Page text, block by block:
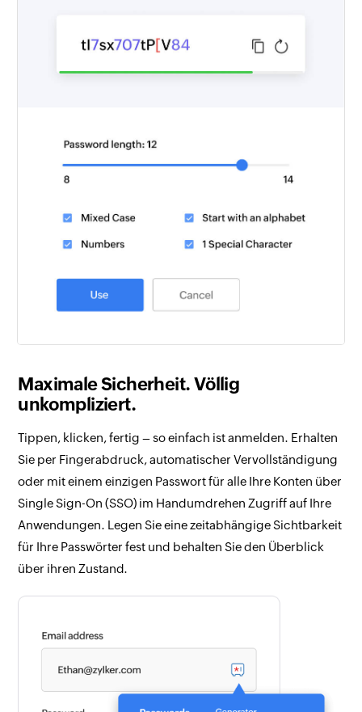
Maximale Sicherheit. Völlig
unkompliziert.
Tippen, klicken, fertig – so einfach ist anmelden. Erhalten
Sie per Fingerabdruck, automatischer Vervollständigung
oder mit einem einzigen Passwort für alle Ihre Konten über
Single Sign-On (SSO) im Handumdrehen Zugriff auf Ihre
Anwendungen. Legen Sie eine zeitabhängige Sichtbarkeit
für Ihre Passwörter fest und behalten Sie den Überblick
über ihren Zustand.